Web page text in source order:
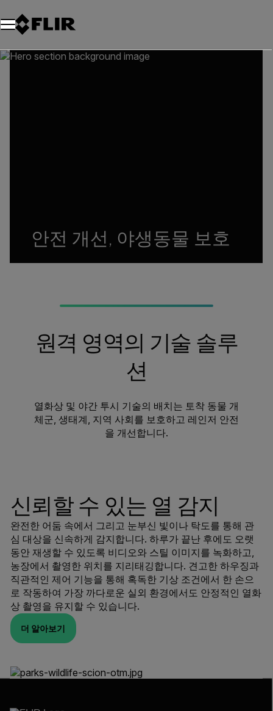
안전 개선, 야생동물 보호
원격 영역의 기술 솔루
션
열화상 및 야간 투시 기술의 배치는 토착 동물 개
체군, 생태계, 지역 사회를 보호하고 레인저 안전
을 개선합니다.
신뢰할 수 있는 열 감지
완전한 어둠 속에서 그리고 눈부신 빛이나 탁도를 통해 관
심 대상을 신속하게 감지합니다. 하루가 끝난 후에도 오랫
동안 재생할 수 있도록 비디오와 스틸 이미지를 녹화하고,
농장에서 촬영한 위치를 지리태깅합니다. 견고한 하우징과
직관적인 제어 기능을 통해 혹독한 기상 조건에서 한 손으
로 작동하여 가장 까다로운 실외 환경에서도 안정적인 열화
상 촬영을 유지할 수 있습니다.
더 알아보기